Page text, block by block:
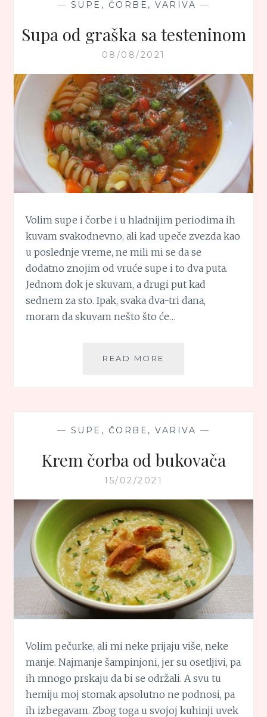
— SUPE, ČORBE, VARIVA —
Supa od graška sa testeninom
08/08/2021
Volim supe i čorbe i u hladnijim periodima ih
kuvam svakodnevno, ali kad upeče zvezda kao
u poslednje vreme, ne mili mi se da se
dodatno znojim od vruće supe i to dva puta.
Jednom dok je skuvam, a drugi put kad
sednem za sto. Ipak, svaka dva-tri dana,
moram da skuvam nešto što će…
READ MORE
— SUPE, ČORBE, VARIVA —
Krem čorba od bukovača
15/02/2021
Volim pečurke, ali mi neke prijaju više, neke
manje. Najmanje šampinjoni, jer su osetljivi, pa
ih mnogo prskaju da bi se održali. A svu tu
hemiju moj stomak apsolutno ne podnosi, pa
ih izbegavam. Zbog toga u svojoj kuhinji uvek